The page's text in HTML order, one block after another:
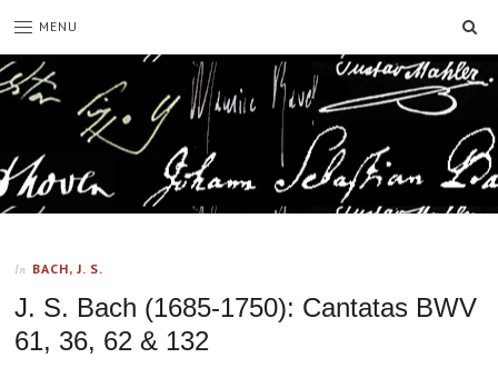
MENU
In BACH, J. S.
J. S. Bach (1685-1750): Cantatas BWV
61, 36, 62 & 132